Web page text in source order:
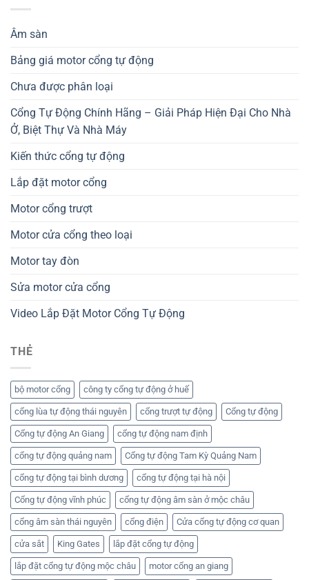
Âm sàn
Bảng giá motor cổng tự động
Chưa được phân loại
Cổng Tự Động Chính Hãng – Giải Pháp Hiện Đại Cho Nhà
Ở, Biệt Thự Và Nhà Máy
Kiến thức cổng tự động
Lắp đặt motor cổng
Motor cổng trượt
Motor cửa cổng theo loại
Motor tay đòn
Sửa motor cửa cổng
Video Lắp Đặt Motor Cổng Tự Động
THẺ
bộ motor cổng công ty cổng tự động ở huế
cổng lùa tự động thái nguyên cổng trượt tự động Cổng tự động
Cổng tự động An Giang cổng tự động nam định
cổng tự động quảng nam Cổng tự động Tam Kỳ Quảng Nam
cổng tự động tại bình dương cổng tự động tại hà nội
Cổng tự động vĩnh phúc cổng tự động âm sàn ở mộc châu
cổng âm sàn thái nguyên cổng điện Cửa cổng tự động cơ quan
cửa sắt King Gates lắp đặt cổng tự động
lắp đặt cổng tự động mộc châu motor cổng an giang